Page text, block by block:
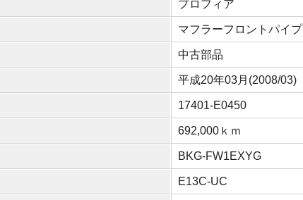
プロフィア
マフラーフロントパイプ
中古部品
平成20年03月(2008/03)
17401-E0450
692,000ｋｍ
BKG-FW1EXYG
E13C-UC